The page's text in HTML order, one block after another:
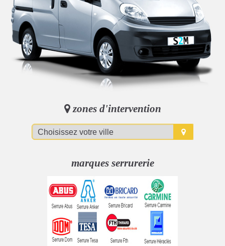
zones d'intervention
marques serrurerie